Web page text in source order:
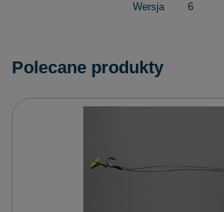
Wersja 6
Polecane produkty